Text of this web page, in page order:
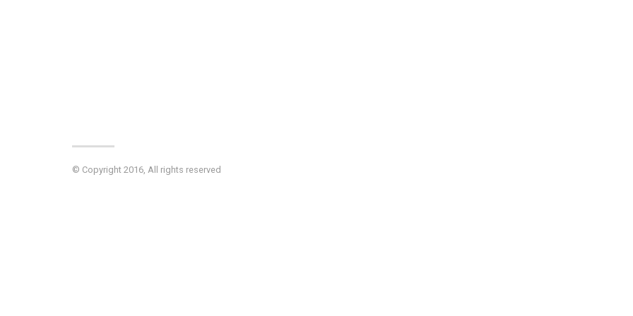
© Copyright 2016, All rights reserved